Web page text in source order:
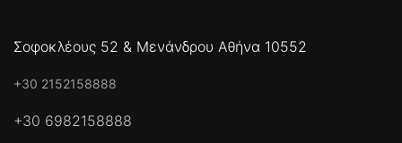
Σοφοκλέους 52 & Μενάνδρου Αθήνα 10552
+30 2152158888
+30 6982158888